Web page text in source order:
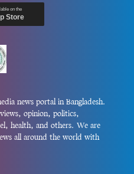
on the
Store
news portal in Bangladesh.
opinion, politics,
health, and others. We are
all around the world with